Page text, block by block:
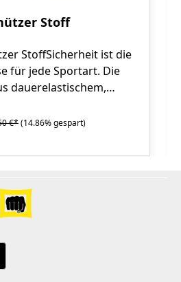
Stoff
StoffSicherheit ist die
jede Sportart. Die
dauerelastischem,
Stütz-Effekt. Das ca. 10
die
ist bis 30 Grad
erfolgt paarweise.
Größen: XS - XL
€*(14.86% gespart)